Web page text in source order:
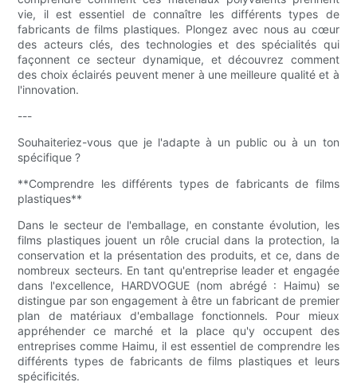
vie, il est essentiel de connaître les différents types de
fabricants de films plastiques. Plongez avec nous au cœur
des acteurs clés, des technologies et des spécialités qui
façonnent ce secteur dynamique, et découvrez comment
des choix éclairés peuvent mener à une meilleure qualité et à
l'innovation.
---
Souhaiteriez-vous que je l'adapte à un public ou à un ton
spécifique ?
**Comprendre les différents types de fabricants de films
plastiques**
Dans le secteur de l'emballage, en constante évolution, les
films plastiques jouent un rôle crucial dans la protection, la
conservation et la présentation des produits, et ce, dans de
nombreux secteurs. En tant qu'entreprise leader et engagée
dans l'excellence, HARDVOGUE (nom abrégé : Haimu) se
distingue par son engagement à être un fabricant de premier
plan de matériaux d'emballage fonctionnels. Pour mieux
appréhender ce marché et la place qu'y occupent des
entreprises comme Haimu, il est essentiel de comprendre les
différents types de fabricants de films plastiques et leurs
spécificités.